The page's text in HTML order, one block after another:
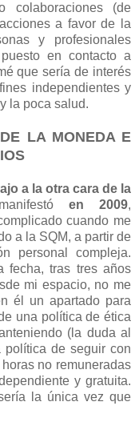
colaboraciones (de
a favor de la
y profesionales
en contacto a
que sería de interés
independientes y
la poca salud.
LA MONEDA E
a la otra cara de la
en 2009,
cuando me
a la SQM, a partir de
personal compleja.
fecha, tras tres años
mi espacio, no me
él un apartado para
una política de ética
(la duda al
política de seguir con
no remuneradas
y gratuita.
la única vez que